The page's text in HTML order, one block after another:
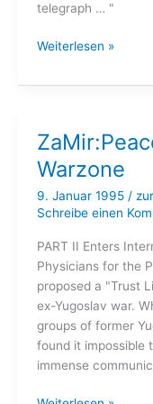
telegraph … "
The
Virtual
Naked
Truth
Internet
Weiterlesen »
Warzone
9. Januar 1995 /
Schreibe einen
PART II Enters
Physicians for the
proposed a "Trust
ex-Yugoslav war.
groups of former
found it impossible
immense